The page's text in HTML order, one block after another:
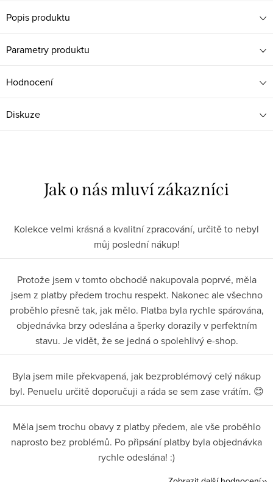
Popis produktu
Parametry produktu
Hodnocení
Diskuze
Kolekce velmi krásná a kvalitní zpracování, určitě to nebyl
můj poslední nákup!
Protože jsem v tomto obchodě nakupovala poprvé, měla
jsem z platby předem trochu respekt. Nakonec ale všechno
proběhlo přesně tak, jak mělo. Platba byla rychle spárována,
objednávka brzy odeslána a šperky dorazily v perfektním
stavu. Je vidět, že se jedná o spolehlivý e-shop.
Byla jsem mile překvapená, jak bezproblémový celý nákup
byl. Penuelu určitě doporučuji a ráda se sem zase vrátím. 😊
Měla jsem trochu obavy z platby předem, ale vše proběhlo
naprosto bez problémů. Po připsání platby byla objednávka
rychle odeslána! :)